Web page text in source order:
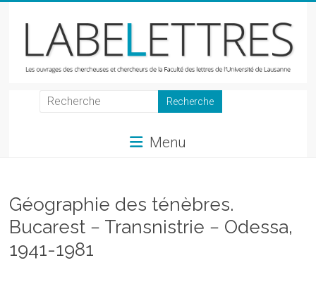
LabeLettres
et
chercheurs
de
la
Menu
Géographie des ténèbres.
Bucarest − Transnistrie − Odessa,
1941-1981